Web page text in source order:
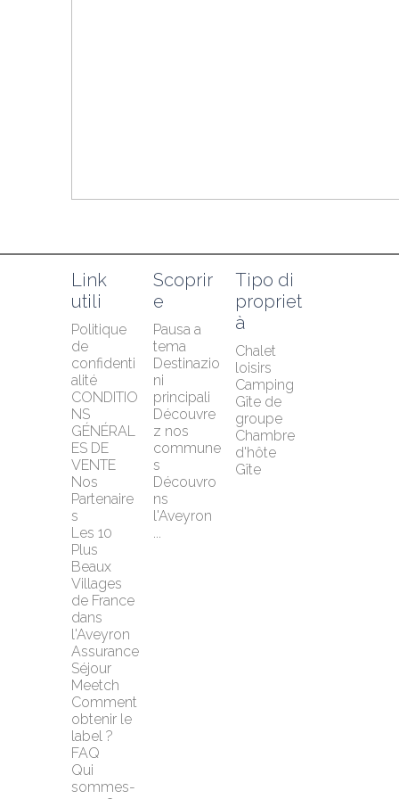
Link
utili
Politique
de
confidenti
alité
CONDITIO
NS
GÉNÉRAL
ES DE
VENTE
Nos
Partenaire
s
Les 10
Plus
Beaux
Villages
de France
dans
l'Aveyron
Assurance
Séjour
Meetch
Comment
obtenir le
label ?
FAQ
Qui
sommes-
Scoprir
e
Pausa a
tema
Destinazio
ni
principali
Découvre
z nos
commune
s
Découvro
ns
l'Aveyron
...
Tipo di
propriet
à
Chalet
loisirs
Camping
Gîte de
groupe
Chambre
d'hôte
Gîte